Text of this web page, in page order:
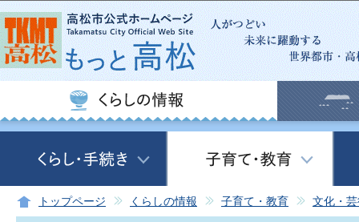
このページの本文へ移動
トップページ くらしの情報 子育て・教育 文化・